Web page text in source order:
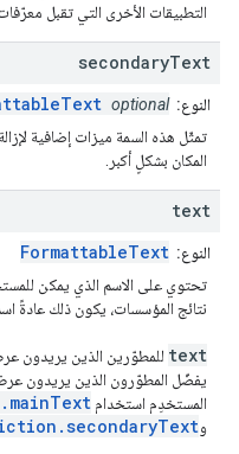
التطبيقات الأخرى التي تقبل
secondaryText
النوع: optional
تمثّل هذه السمة ميزات إضافية
المكان بشكلٍ أكبر.
text
النوع: FormattableText
تحتوي على الاسم الذي يمكن
نتائج المؤسسات، يكون ذلك عادةً
text للمطوّرين الذين يريدون
يفضّل المطوّرون الذين يريدون
المستخدِم استخدام
و